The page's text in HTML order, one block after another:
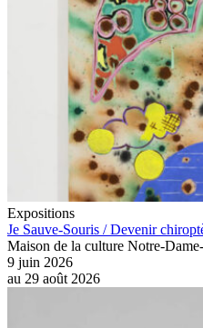
Expositions
Je Sauve-Souris / Devenir
Maison de la culture Notre-
9 juin 2026
au 29 août 2026